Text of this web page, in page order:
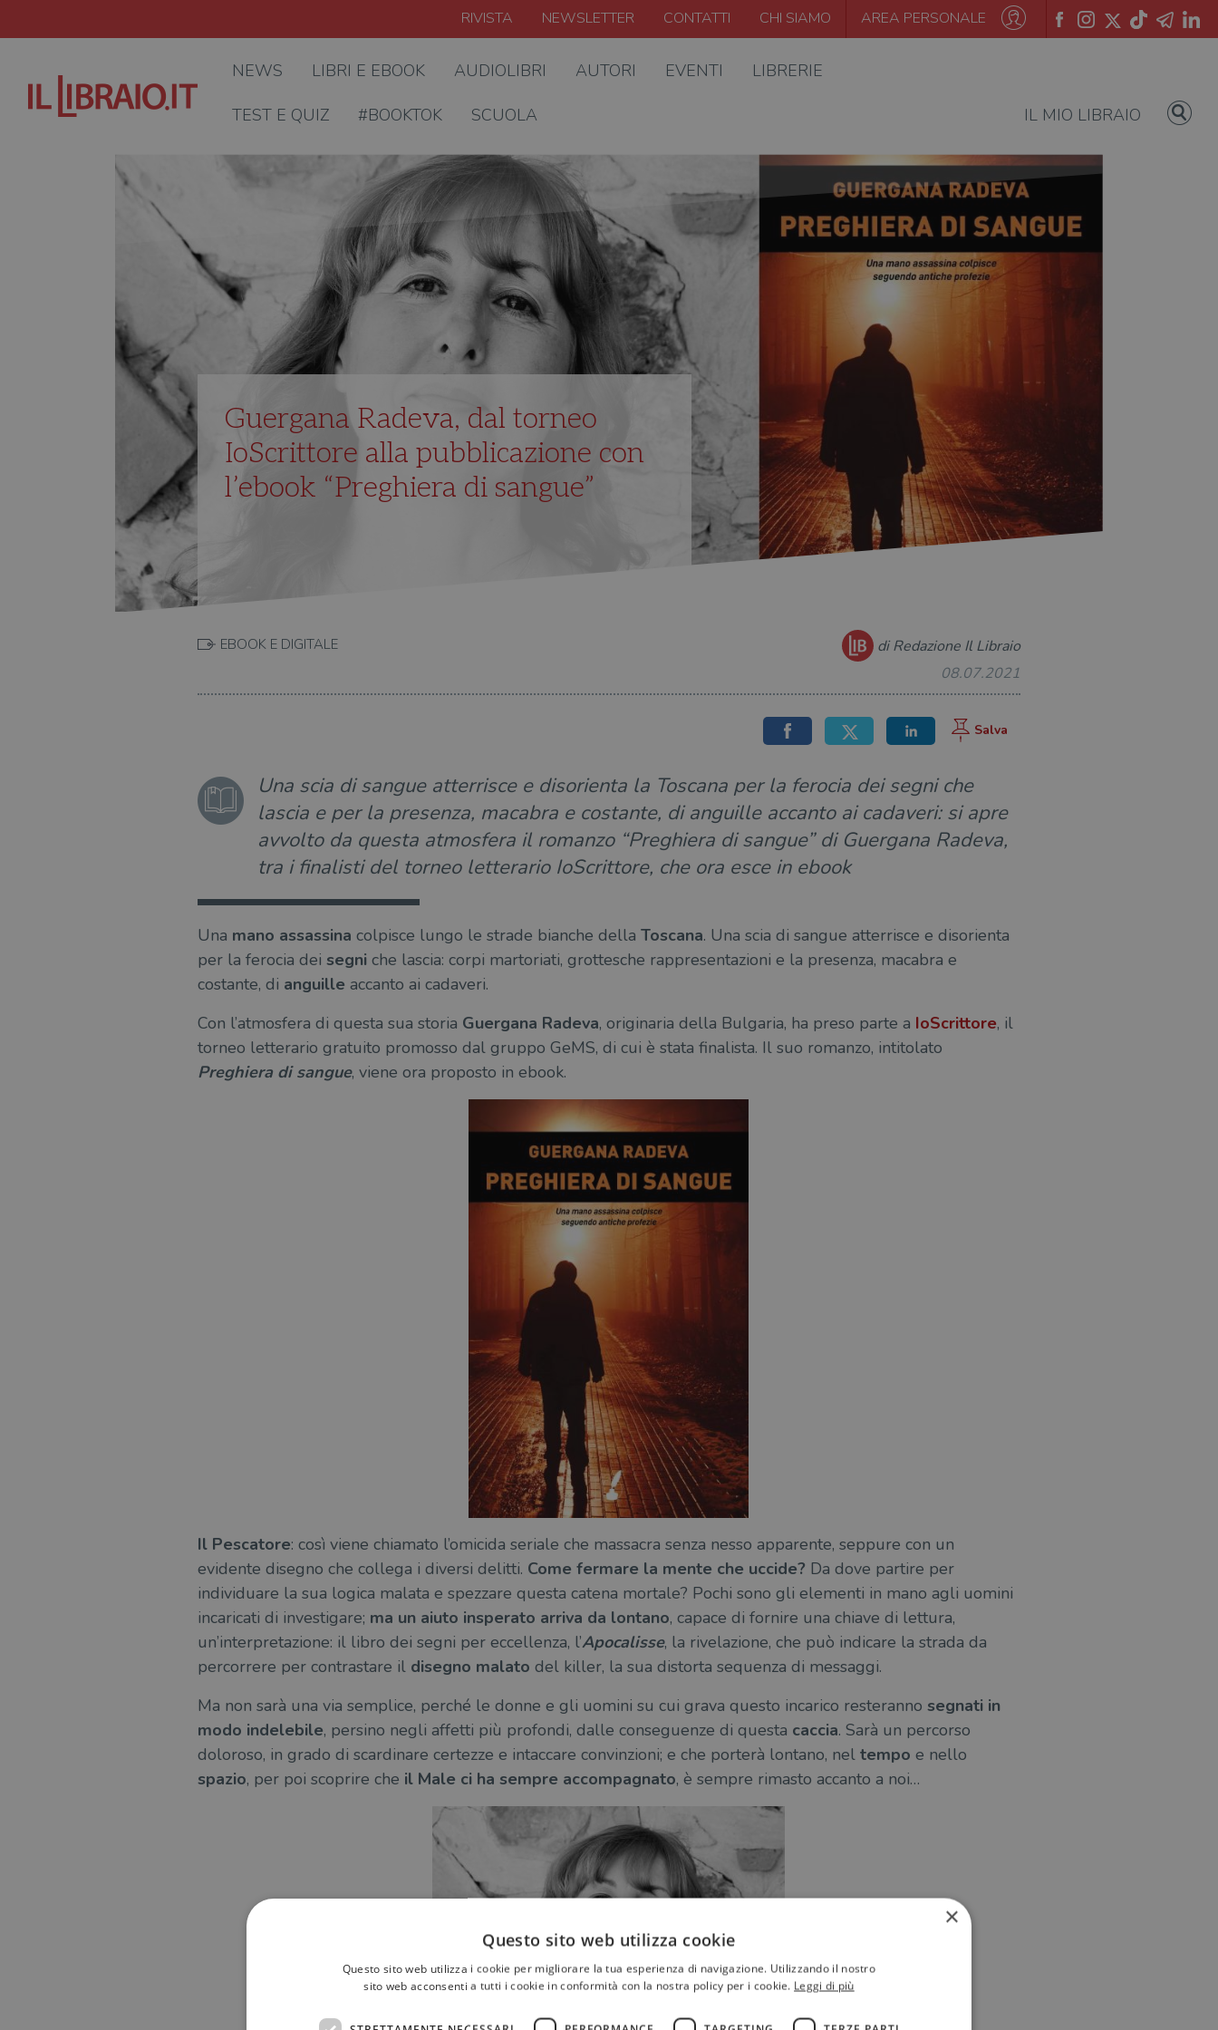
RIVISTA NEWSLETTER CONTATTI CHI SIAMO AREA PERSONALE
NEWS LIBRI E EBOOK AUDIOLIBRI AUTORI EVENTI LIBRERIE
TEST E QUIZ #BOOKTOK SCUOLA IL MIO LIBRAIO
Guergana Radeva, dal torneo
IoScrittore alla pubblicazione con
l’ebook “Preghiera di sangue”
EBOOK E DIGITALE
di Redazione Il Libraio
08.07.2021
Una scia di sangue atterrisce e disorienta la Toscana per la ferocia dei segni che
lascia e per la presenza, macabra e costante, di anguille accanto ai cadaveri: si apre
avvolto da questa atmosfera il romanzo “Preghiera di sangue” di Guergana Radeva,
tra i finalisti del torneo letterario IoScrittore, che ora esce in ebook
Una mano assassina colpisce lungo le strade bianche della Toscana. Una scia di sangue atterrisce e disorienta
per la ferocia dei segniche lascia: corpi martoriati, grottesche rappresentazioni e la presenza, macabra e
costante, di anguille accanto ai cadaveri.
Con l’atmosfera di questa sua storia Guergana Radeva, originaria della Bulgaria, ha preso parte a IoScrittore, il
torneo letterario gratuito promosso dal gruppo GeMS, di cui è stata finalista. Il suo romanzo, intitolato
Preghiera di sangue, viene ora proposto in ebook.
Il Pescatore: così viene chiamato l’omicida seriale che massacra senza nesso apparente, seppure con un
evidente disegno che collega i diversi delitti. Come fermare la mente che uccide? Da dove partire per
individuare la sua logica malata e spezzare questa catena mortale? Pochi sono gli elementi in mano agli uomini
incaricati di investigare; ma un aiuto insperato arriva da lontano, capace di fornire una chiave di lettura,
un’interpretazione: il libro dei segni per eccellenza, l’Apocalisse, la rivelazione, che può indicare la strada da
percorrere per contrastare ildisegno malato del killer, la sua distorta sequenza di messaggi.
Ma non sarà una via semplice, perché le donne e gli uomini su cui grava questo incarico resteranno segnati in
modo indelebile, persino negli affetti più profondi, dalle conseguenze di questa caccia. Sarà un percorso
doloroso, in grado di scardinare certezze e intaccare convinzioni; e che porterà lontano, nel tempo e nello
spazio, per poi scoprire che il Male ci ha sempre accompagnato, è sempre rimasto accanto a noi…
×
Questo sito web utilizza cookie
Questo sito web utilizza i cookie per migliorare la tua esperienza di navigazione. Utilizzando il nostro
sito web acconsenti a tutti i cookie in conformità con la nostra policy per i cookie. Leggi di più